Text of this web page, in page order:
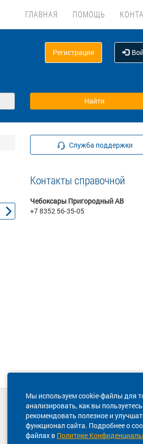
ГЛАВНАЯ ПОМОЩЬ
Регистрация
Служба поддержки
Контакты справочной
Чебоксары Пригородный АВ
+7 8352 56-35-05
Мы используем cookie-файлы для
анализировать, как вы
рекомендовать полезное и
функционал сайта. Подробнее о
файлах в Политике
Техническая поддержка
8 800 600-03-